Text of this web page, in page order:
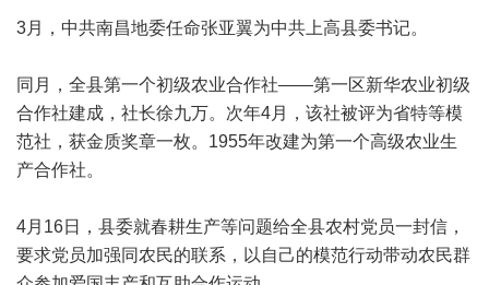
3月，中共南昌地委任命张亚翼为中共上高县委书记。
同月，全县第一个初级农业合作社——第一区新华农业初级
合作社建成，社长徐九万。次年4月，该社被评为省特等模
范社，获金质奖章一枚。1955年改建为第一个高级农业生
产合作社。
4月16日，县委就春耕生产等问题给全县农村党员一封信，
要求党员加强同农民的联系，以自己的模范行动带动农民群